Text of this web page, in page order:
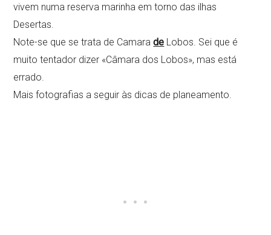
vivem numa reserva marinha em torno das ilhas
Desertas.
Note-se que se trata de Camarade Lobos. Sei que é
muito tentador dizer «Câmara dos Lobos», mas está
errado.
Mais fotografias a seguir às dicas de planeamento.